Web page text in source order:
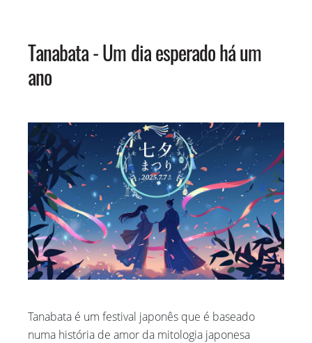
Tanabata - Um dia esperado há um
ano
Tanabata é um festival japonês que é baseado
numa história de amor da mitologia japonesa